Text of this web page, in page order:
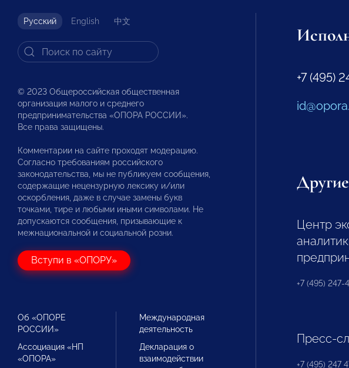
Русский English 中文
© 2023 Общероссийская общественная
организация малого и среднего
предпринимательства «ОПОРА РОССИИ».
Все права защищены.
Комментарии на сайте проходят модерацию.
Согласно требованиям российского
законодательства, мы не публикуем сообщения,
содержащие нецензурную лексику и/или
оскорбления, даже в случае замены букв
точками, тире и любыми иными символами. Не
допускаются сообщения, призывающие к
межнациональной и социальной розни.
Вступи в «ОПОРУ»
Об «ОПОРЕ
РОССИИ»
Ассоциация «НП
«ОПОРА»
Международная
деятельность
Декларация о
взаимодействии
+7 (495)
Центр
+7 (495) 247-
Пресс-
+7 (495) 247